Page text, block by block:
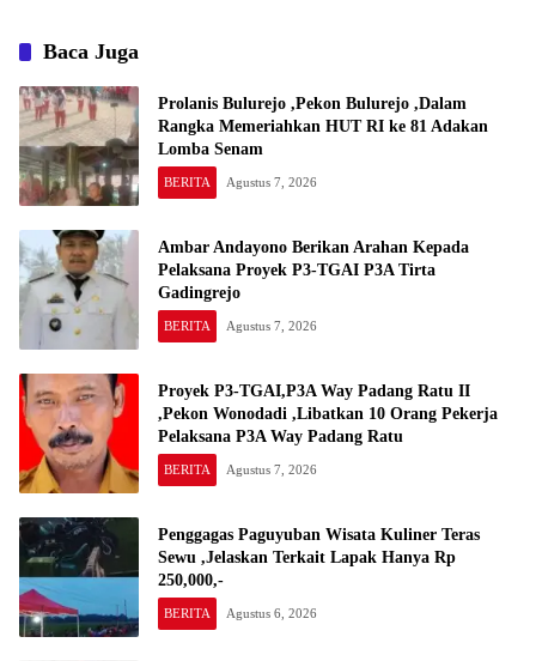
Baca Juga
Prolanis Bulurejo ,Pekon Bulurejo ,Dalam
Rangka Memeriahkan HUT RI ke 81 Adakan
Lomba Senam
BERITA Agustus 7, 2026
Ambar Andayono Berikan Arahan Kepada
Pelaksana Proyek P3-TGAI P3A Tirta
Gadingrejo
BERITA Agustus 7, 2026
Proyek P3-TGAI,P3A Way Padang Ratu II
,Pekon Wonodadi ,Libatkan 10 Orang Pekerja
Pelaksana P3A Way Padang Ratu
BERITA Agustus 7, 2026
Penggagas Paguyuban Wisata Kuliner Teras
Sewu ,Jelaskan Terkait Lapak Hanya Rp
250,000,-
BERITA Agustus 6, 2026